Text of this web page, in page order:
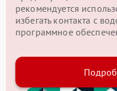
рекомендуется
избегать контакта с
программное